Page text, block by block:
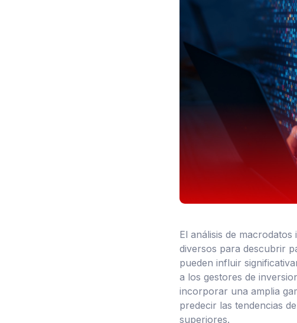
El análisis de
diversos para descubrir
pueden influir
a los gestores de
incorporar una amplia
predecir las tendencias
superiores.